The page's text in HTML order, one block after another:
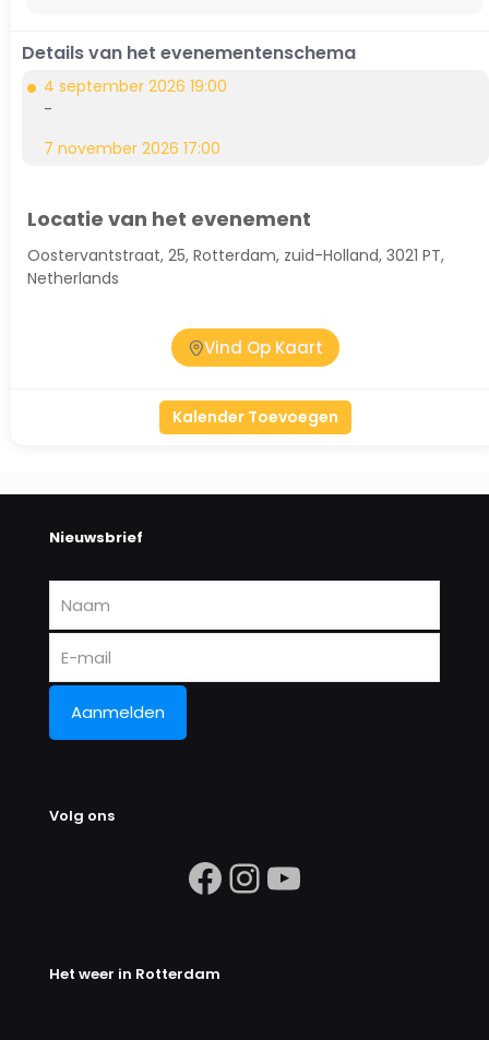
Details van het evenementenschema
4 september 2026 19:00
-
7 november 2026 17:00
Locatie van het evenement
Oostervantstraat, 25, Rotterdam, zuid-Holland, 3021 PT,
Netherlands
Vind Op Kaart
Kalender Toevoegen
Nieuwsbrief
Volg ons
https://www.facebook.com/
Instagram
https://
Het weer in Rotterdam